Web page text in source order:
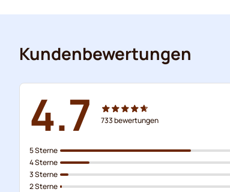
Kundenbewertungen
4.7 733bewertungen
5 Sterne
4 Sterne
3 Sterne
2 Sterne